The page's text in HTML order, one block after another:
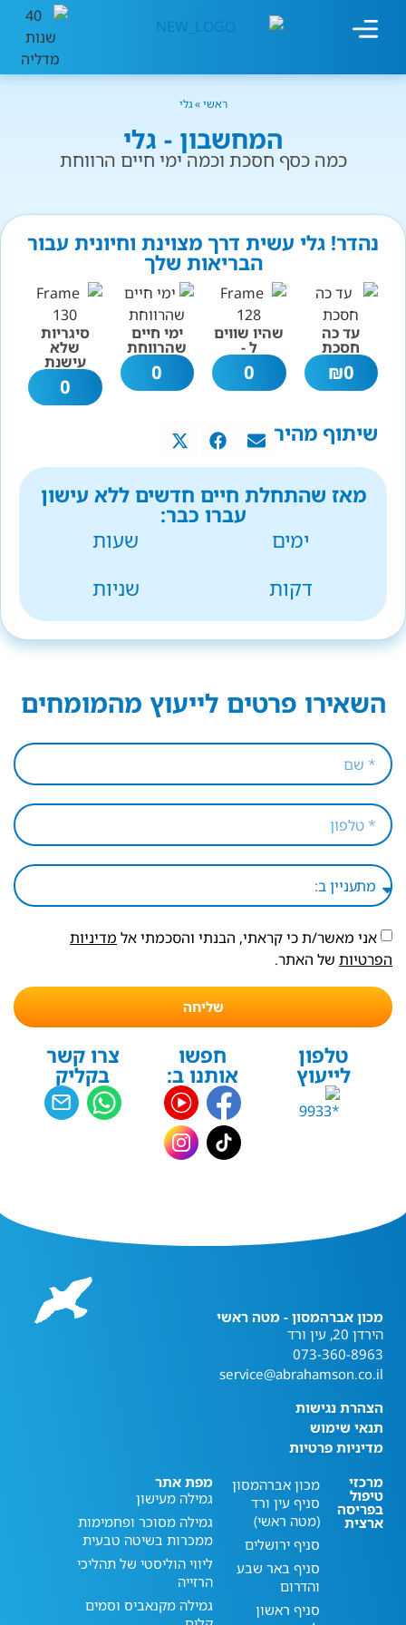
ראשי»גלי
המחשבון - גלי
כמה כסף חסכת וכמה ימי חיים הרווחת
נהדר! גלי עשית דרך מצוינת וחיונית עבור
הבריאות שלך
עד כה
חסכת
0
₪
שהיו שווים
ל -
0
ימי חיים
שהרווחת
0
סיגריות
שלא
עישנת
0
שיתוף מהיר
מאז שהתחלת חיים חדשים ללא עישון
עברו כבר:
ימים
שעות
דקות
שניות
השאירו פרטים לייעוץ מהמומחים
אני מאשר/ת כי קראתי, הבנתי והסכמתי אל מדיניות
הפרטיות של האתר.
שליחה
טלפון
לייעוץ
חפשו
אותנו ב:
צרו קשר
בקליק
מכון אברהמסון - מטה ראשי
הירדן 20, עין ורד
073-360-8963
service@abrahamson.co.il
הצהרת נגישות
תנאי שימוש
מדיניות פרטיות
מרכזי
טיפול
בפריסה
ארצית
מכון אברהמסון
סניף עין ורד
(מטה ראשי)
סניף ירושלים
סניף באר שבע
והדרום
סניף ראשון
מפת אתר
גמילה מעישון
גמילה מסוכר ופחמימות
ממכרות בשיטה טבעית
ליווי הוליסטי של תהליכי
הרזייה
גמילה מקנאביס וסמים